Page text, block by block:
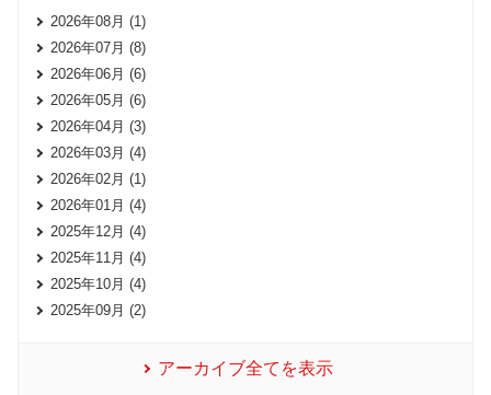
2026年08月 (1)
2026年07月 (8)
2026年06月 (6)
2026年05月 (6)
2026年04月 (3)
2026年03月 (4)
2026年02月 (1)
2026年01月 (4)
2025年12月 (4)
2025年11月 (4)
2025年10月 (4)
2025年09月 (2)
アーカイブ全てを表示